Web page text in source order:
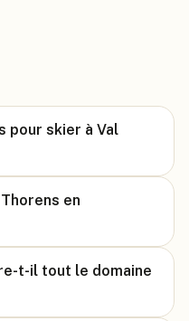
pour skier à Val
en
t-il tout le domaine